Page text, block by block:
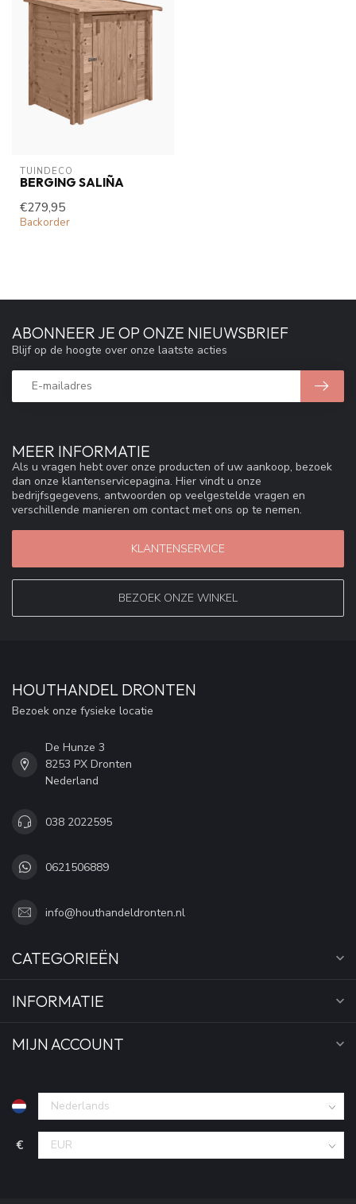
TUINDECO
BERGING SALIÑA
€279,95
Backorder
MEER INFORMATIE
Als u vragen hebt over onze producten of uw aankoop, bezoek
dan onze klantenservicepagina. Hier vindt u onze
bedrijfsgegevens, antwoorden op veelgestelde vragen en
verschillende manieren om contact met ons op te nemen.
KLANTENSERVICE
BEZOEK ONZE WINKEL
ABONNEER JE OP ONZE NIEUWSBRIEF
Blijf op de hoogte over onze laatste acties
HOUTHANDEL DRONTEN
Bezoek onze fysieke locatie
De Hunze 3
8253 PX Dronten
Nederland
038 2022595
0621506889
info@houthandeldronten.nl
CATEGORIEËN
INFORMATIE
MIJN ACCOUNT
€